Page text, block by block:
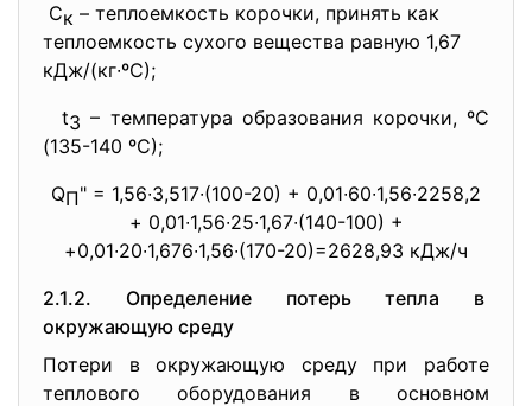
Ск – теплоемкость корочки, принять как
теплоемкость сухого вещества равную 1,67
кДж/(кг∙ºС);
t3– температура образования корочки, ºС
(135-140 ºС);
QП" = 1,56∙3,517∙(100-20) + 0,01∙60∙1,56∙2258,2
+ 0,01∙1,56∙25∙1,67∙(140-100) +
+0,01∙20∙1,676∙1,56∙(170-20)=2628,93 кДж/ч
2.1.2. Определение потерь тепла в
окружающую среду
Потери в окружающую среду при работе
теплового оборудования в основном